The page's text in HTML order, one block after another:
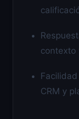
contexto
CRM y